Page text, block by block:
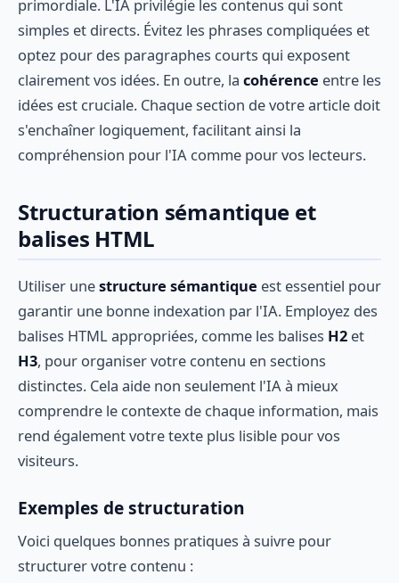
primordiale. L'IA privilégie les contenus qui sont
simples et directs. Évitez les phrases compliquées et
optez pour des paragraphes courts qui exposent
clairement vos idées. En outre, la cohérence entre les
idées est cruciale. Chaque section de votre article doit
s'enchaîner logiquement, facilitant ainsi la
compréhension pour l'IA comme pour vos lecteurs.
Structuration sémantique et
balises HTML
Utiliser unestructure sémantique est essentiel pour
garantir une bonne indexation par l'IA. Employez des
balises HTML appropriées, comme les balises H2 et
H3, pour organiser votre contenu en sections
distinctes. Cela aide non seulement l'IA à mieux
comprendre le contexte de chaque information, mais
rend également votre texte plus lisible pour vos
visiteurs.
Exemples de structuration
Voici quelques bonnes pratiques à suivre pour
structurer votre contenu :